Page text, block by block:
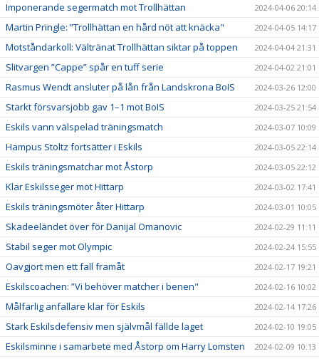
Imponerande segermatch mot Trollhättan 2024-04-06 20:14
Martin Pringle: ”Trollhättan en hård nöt att knäcka" 2024-04-05 14:17
Motståndarkoll: Vältränat Trollhättan siktar på toppen 2024-04-04 21:31
Slitvargen ”Cappe” spår en tuff serie 2024-04-02 21:01
Rasmus Wendt ansluter på lån från Landskrona BoIS 2024-03-26 12:00
Starkt försvarsjobb gav 1–1 mot BoIS 2024-03-25 21:54
Eskils vann välspelad träningsmatch 2024-03-07 10:09
Hampus Stoltz fortsätter i Eskils 2024-03-05 22:14
Eskils träningsmatchar mot Åstorp 2024-03-05 22:12
Klar Eskilsseger mot Hittarp 2024-03-02 17:41
Eskils träningsmöter åter Hittarp 2024-03-01 10:05
Skadeeländet över för Danijal Omanovic 2024-02-29 11:11
Stabil seger mot Olympic 2024-02-24 15:55
Oavgjort men ett fall framåt 2024-02-17 19:21
Eskilscoachen: ”Vi behöver matcher i benen" 2024-02-16 10:02
Målfarlig anfallare klar för Eskils 2024-02-14 17:26
Stark Eskilsdefensiv men självmål fällde laget 2024-02-10 19:05
Eskilsminne i samarbete med Åstorp om Harry Lomsten 2024-02-09 10:13